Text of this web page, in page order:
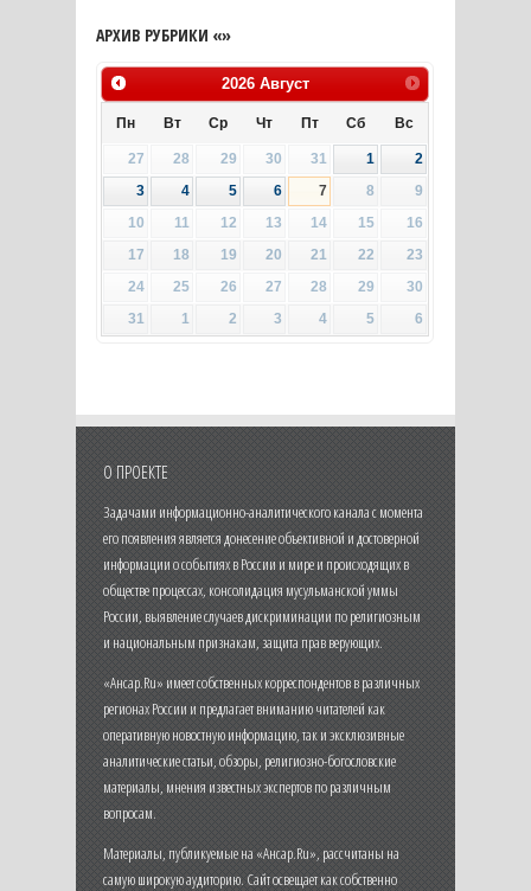
АРХИВ РУБРИКИ «»
2026 Август
Пн Вт Ср Чт Пт Сб Вс
27 28 29 30 31 1
2
3
4 5 6 7 8
9
10
11 12 13 14 15
16
17
18 19 20 21 22
23
24
25 26 27 28 29
30
31
1 2 3 4 5 6
О ПРОЕКТЕ
Задачами информационно-аналитического канала с момента
его появления является донесение объективной и достоверной
информации о событиях в России и мире и происходящих в
обществе процессах, консолидация мусульманской уммы
России, выявление случаев дискриминации по религиозным
и национальным признакам, защита прав верующих.
«Ансар.Ru» имеет собственных корреспондентов в различных
регионах России и предлагает вниманию читателей как
оперативную новостную информацию, так и эксклюзивные
аналитические статьи, обзоры, религиозно-богословские
материалы, мнения известных экспертов по различным
вопросам.
Материалы, публикуемые на «Ансар.Ru», рассчитаны на
самую широкую аудиторию. Сайт освещает как собственно